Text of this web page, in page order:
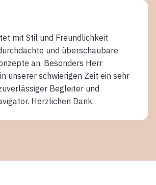
mit Stil und Freundlichkeit
und überschaubare
an. Besonders Herr
unserer schwierigen Zeit ein sehr
Begleiter und
Herzlichen Dank.